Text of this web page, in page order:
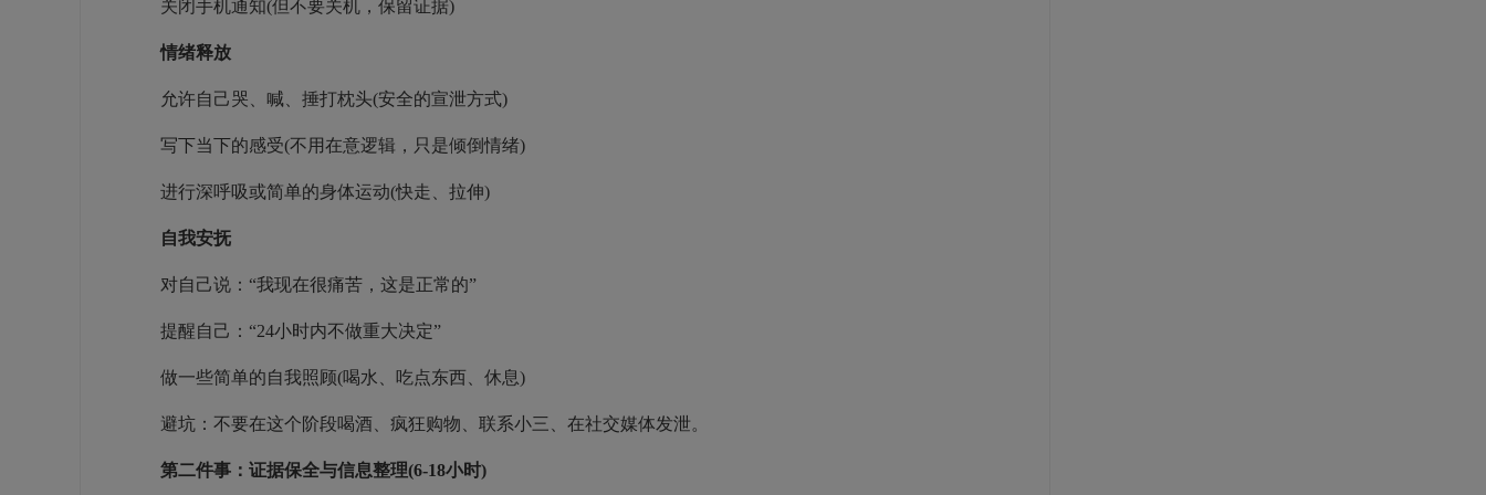
关闭手机通知(但不要关机，保留证据)
情绪释放
允许自己哭、喊、捶打枕头(安全的宣泄方式)
写下当下的感受(不用在意逻辑，只是倾倒情绪)
进行深呼吸或简单的身体运动(快走、拉伸)
自我安抚
对自己说：“我现在很痛苦，这是正常的”
提醒自己：“24小时内不做重大决定”
做一些简单的自我照顾(喝水、吃点东西、休息)
避坑：不要在这个阶段喝酒、疯狂购物、联系小三、在社交媒体发泄。
第二件事：证据保全与信息整理(6-18小时)